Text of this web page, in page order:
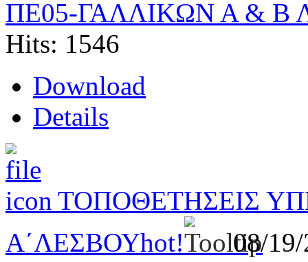
ΠΕ05-ΓΑΛΛΙΚΩΝ Α & Β
Hits: 1546
Download
Details
ΤΟΠΟΘΕΤΗΣΕΙΣ
Α΄ΛΕΣΒΟΥhot!
08/